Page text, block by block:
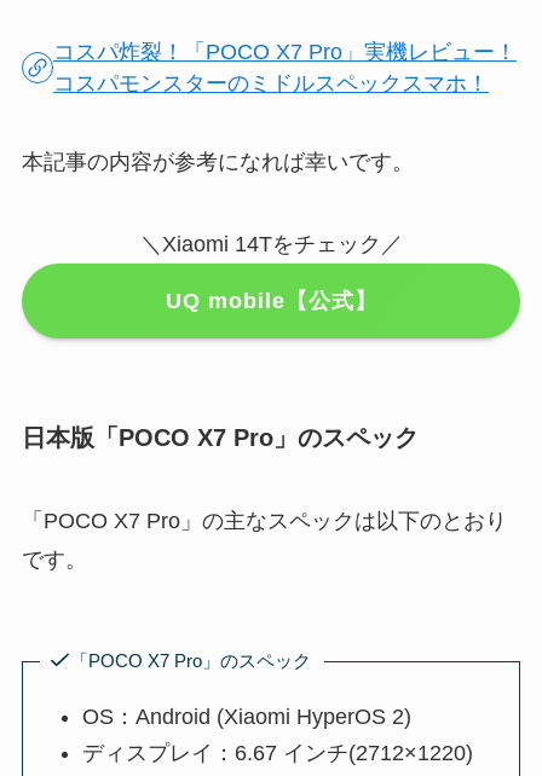
コスパ炸裂！「POCO X7 Pro」実機レビュー！
コスパモンスターのミドルスペックスマホ！
本記事の内容が参考になれば幸いです。
＼Xiaomi 14Tをチェック／
UQ mobile【公式】
日本版「POCO X7 Pro」のスペック
「POCO X7 Pro」の主なスペックは以下のとおり
です。
「POCO X7 Pro」のスペック
OS：Android (Xiaomi HyperOS 2)
ディスプレイ：6.67 インチ(2712×1220)